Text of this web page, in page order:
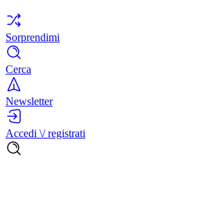
Sorprendimi
Cerca
Newsletter
Accedi \/ registrati